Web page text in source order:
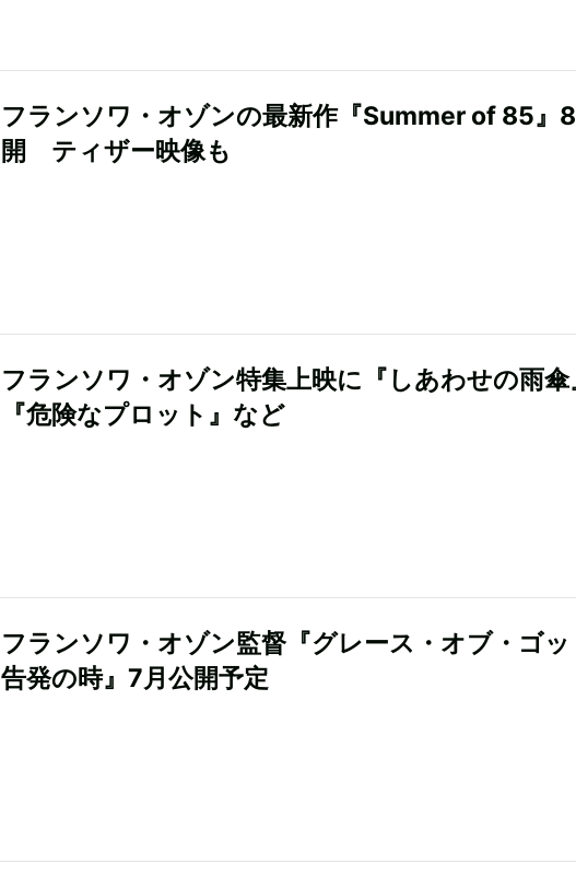
フランソワ・オゾンの最新作『Summer of 85』
開 ティザー映像も
フランソワ・オゾン特集上映に『しあわせの雨傘
『危険なプロット』など
フランソワ・オゾン監督『グレース・オブ・ゴ
告発の時』7月公開予定